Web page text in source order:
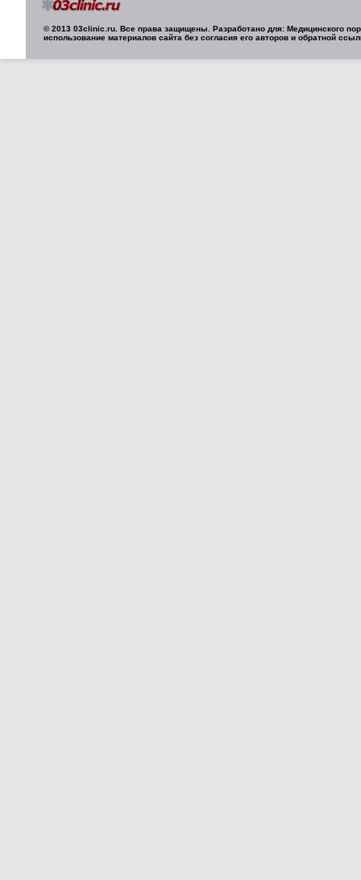
© 2013 03clinic.ru. Все права защищены. Разработано для: Медицинского
использование материалов сайта без согласия его авторов и обратной